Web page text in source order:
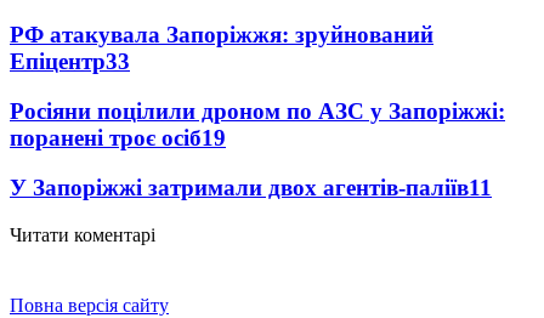
РФ атакувала Запоріжжя: зруйнований
Епіцентр33
Росіяни поцілили дроном по АЗС у Запоріжжі:
поранені троє осіб19
У Запоріжжі затримали двох агентів-паліїв11
Читати коментарі
Повна версія сайту